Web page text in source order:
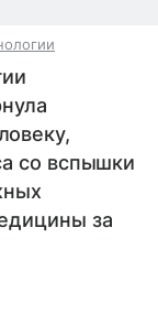
со вспышки
за